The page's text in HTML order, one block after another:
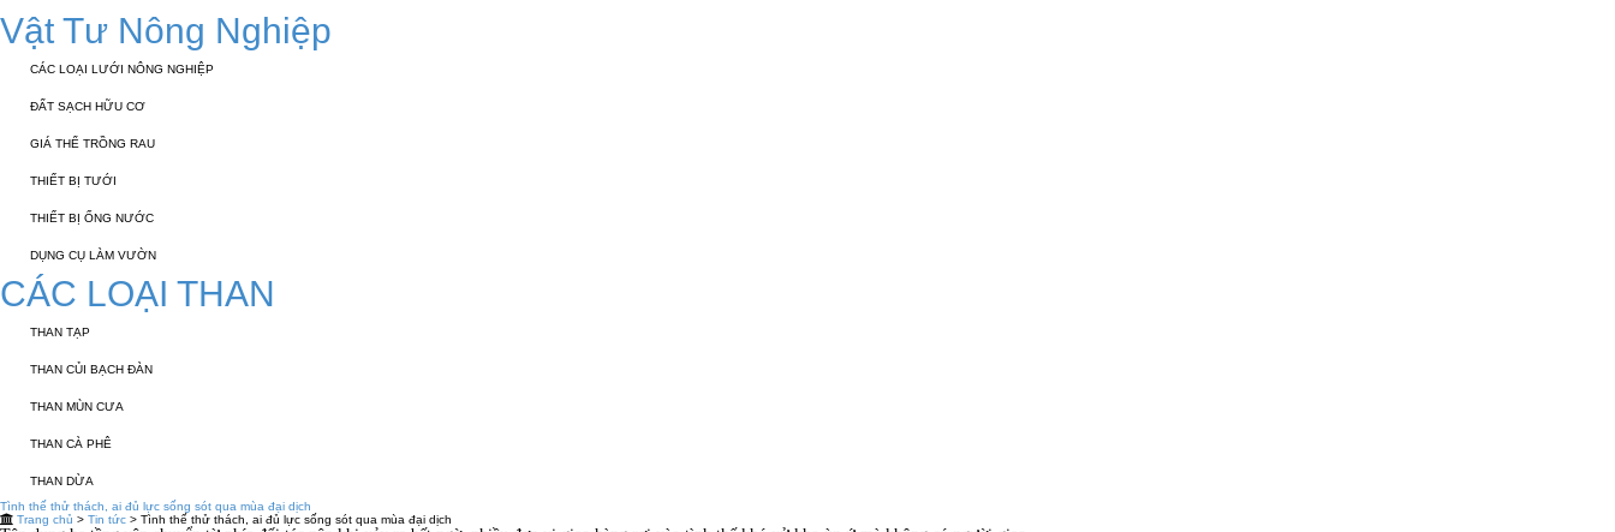
Vật Tư Nông Nghiệp
CÁC LOẠI LƯỚI NÔNG NGHIỆP
ĐẤT SẠCH HỮU CƠ
GIÁ THỂ TRỒNG RAU
THIẾT BỊ TƯỚI
THIẾT BỊ ỐNG NƯỚC
DỤNG CỤ LÀM VƯỜN
CÁC LOẠI THAN
THAN TẠP
THAN CỦI BẠCH ĐÀN
THAN MÙN CƯA
THAN CÀ PHÊ
THAN DỪA
Tình thế thử thách, ai đủ lực sống sót qua mùa đại dịch
Trang chủ > Tin tức > Tình thế thử thách, ai đủ lực sống sót qua mùa đại dịch